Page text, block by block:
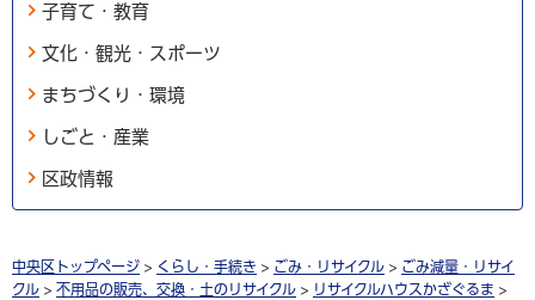
子育て・教育
文化・観光・スポーツ
まちづくり・環境
しごと・産業
区政情報
中央区トップページ > くらし・手続き > ごみ・リサイクル > ごみ減量・リサイ
クル > 不用品の販売、交換・土のリサイクル > リサイクルハウスかざぐるま >